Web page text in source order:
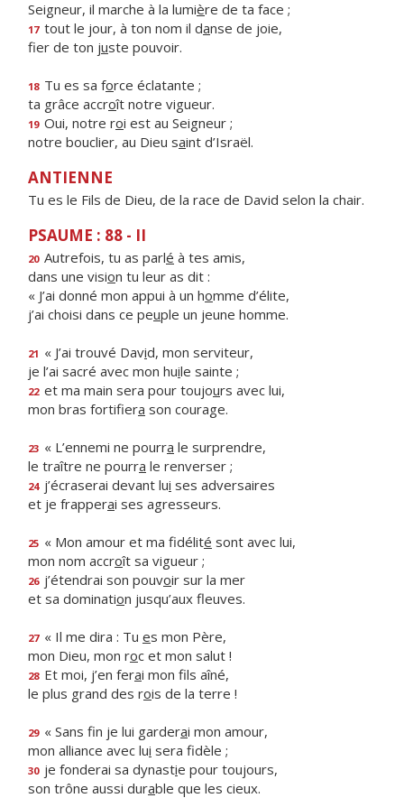
Seigneur, il marche à la lumière de ta face ;
17 tout le jour, à ton nom il danse de joie,
fier de ton juste pouvoir.
18 Tu es sa force éclatante ;
ta grâce accroît notre vigueur.
19 Oui, notre roi est au Seigneur ;
notre bouclier, au Dieu saint d’Israël.
ANTIENNE
Tu es le Fils de Dieu, de la race de David selon la chair.
PSAUME : 88 - II
20 Autrefois, tu as parlé à tes amis,
dans une vision tu leur as dit :
« J’ai donné mon appui à un homme d’élite,
j’ai choisi dans ce peuple un jeune homme.
21 « J’ai trouvé David, mon serviteur,
je l’ai sacré avec mon huile sainte ;
22 et ma main sera pour toujours avec lui,
mon bras fortifiera son courage.
23 « L’ennemi ne pourra le surprendre,
le traître ne pourra le renverser ;
24 j’écraserai devant lui ses adversaires
et je frapperai ses agresseurs.
25 « Mon amour et ma fidélité sont avec lui,
mon nom accroît sa vigueur ;
26 j’étendrai son pouvoir sur la mer
et sa domination jusqu’aux fleuves.
27 « Il me dira : Tu es mon Père,
mon Dieu, mon roc et mon salut !
28 Et moi, j’en ferai mon fils aîné,
le plus grand des rois de la terre !
29 « Sans fin je lui garderai mon amour,
mon alliance avec lui sera fidèle ;
30 je fonderai sa dynastie pour toujours,
son trône aussi durable que les cieux.